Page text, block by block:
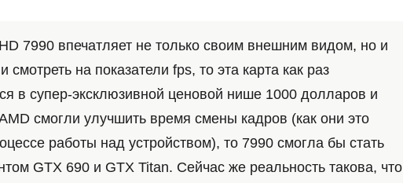
7990 впечатляет не только своим внешним видом, но и
смотреть на показатели fps, то эта карта как раз
в супер-эксклюзивной ценовой нише 1000 долларов и
смогли улучшить время смены кадров (как они это
работы над устройством), то 7990 смогла бы стать
GTX 690 и GTX Titan. Сейчас же реальность такова, что